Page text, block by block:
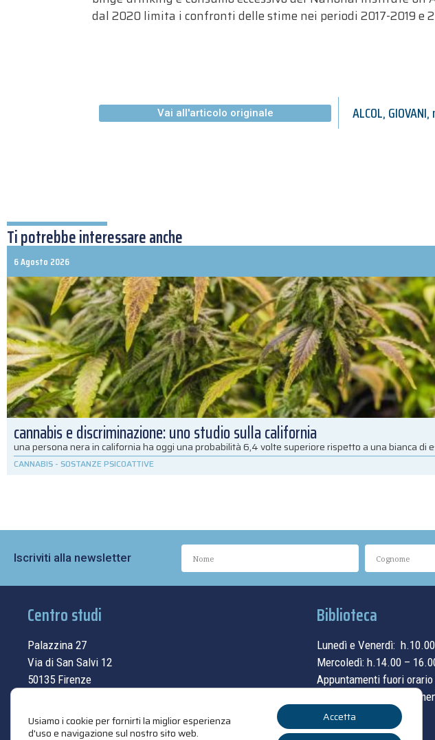
dal 2020 limita i confronti delle stime nei periodi 2017-2019 e
Vai all'articolo originale ALCOL,GIOVANI,
Ti potrebbe interessare anche
6 Agosto 2026
cannabis e discriminazione: uno studio sulla california
una persona nera in california ha oggi una probabilità 6,4 volte superiore rispetto a una bianca di
CANNABIS - SOSTANZE PSICOATTIVE
Iscriviti alla newsletter
Centro studi
Palazzina 27
Via di San Salvi 12
50135 Firenze
contatti
Biblioteca
Lunedì e Venerdì:
Mercoledì: h.14.00 –
Appuntamenti fuori
concordati su
Usiamo i cookie per fornirti la miglior esperienza
d'uso e navigazione sul nostro sito web.
Accetta